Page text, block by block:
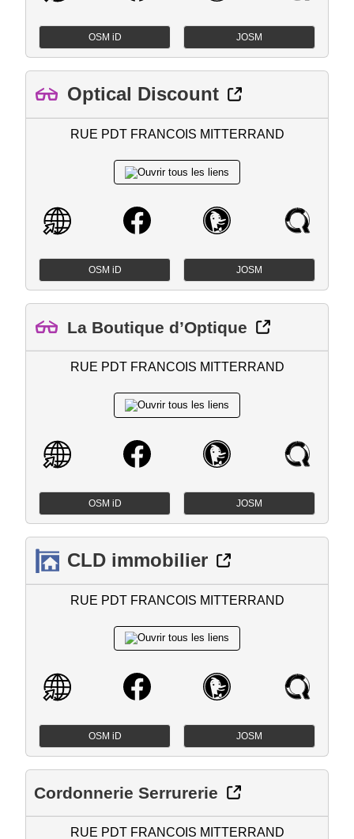
OSM iD JOSM
Optical Discount
RUE PDT FRANCOIS MITTERRAND
OSM iD JOSM
La Boutique d’Optique
RUE PDT FRANCOIS MITTERRAND
OSM iD JOSM
CLD immobilier
RUE PDT FRANCOIS MITTERRAND
OSM iD JOSM
Cordonnerie Serrurerie
RUE PDT FRANCOIS MITTERRAND